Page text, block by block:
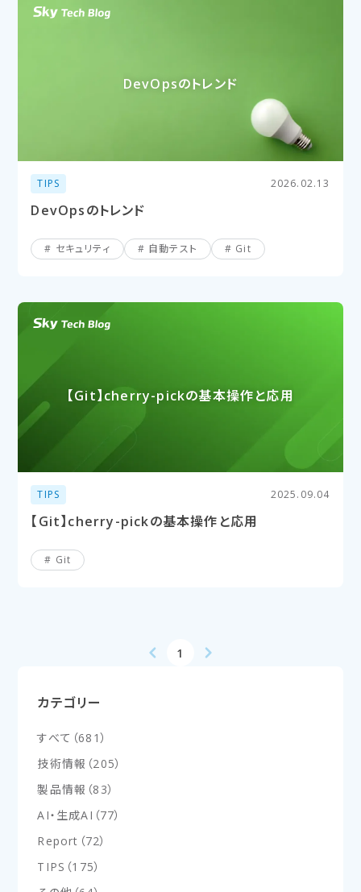
DevOpsの​トレンド
TIPS 2026.02.13
DevOpsのトレンド
セキュリティ 自動テスト Git
【Git】cherry-pickの​基本操作と​応用
TIPS 2025.09.04
【Git】cherry-pickの基本操作と応用
Git
1
カテゴリー
すべて （681）
技術情報 （205）
製品情報 （83）
AI・生成AI （77）
Report （72）
TIPS （175）